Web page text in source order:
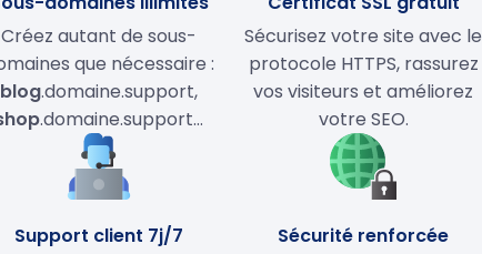
Créez autant de sous-
que nécessaire :
blog.domaine.support,
.domaine.support…
Sécurisez votre site avec le
protocole HTTPS, rassurez
vos visiteurs et améliorez
votre SEO.
Support client 7j/7
Sécurité renforcée